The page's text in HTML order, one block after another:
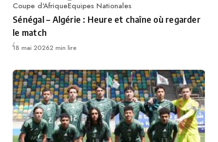
Category
Coupe d'AfriqueEquipes Nationales
Sénégal – Algérie : Heure et chaîne où regarder
le match
Publié
18 mai 20262 min lire